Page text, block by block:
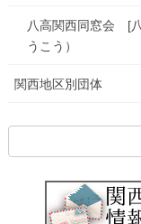
八高関西同窓会 [
うこう）
関西地区別団体